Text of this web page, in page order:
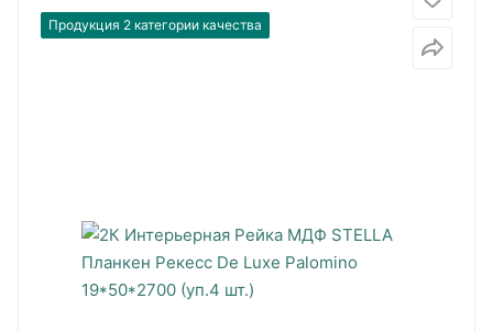
Продукция 2 категории качества